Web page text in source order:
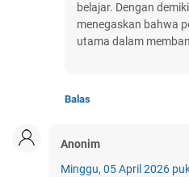
belajar. Dengan
menegaskan bahwa
utama dalam
Balas
Anonim
Minggu, 05 April 2026